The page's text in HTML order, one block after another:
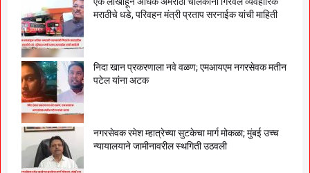
मराठीचे धडे, परिवहन मंत्री प्रताप सरनाईक यांची माहिती
निदा खान प्रकरणाला नवे वळण; एमआयएम नगरसेवक मतीन
पटेल यांना अटक
नगरसेवक रमेश म्हात्रेच्या सुटकेचा मार्ग मोकळा; मुंबई उच्च
न्यायालयाने जामीनावरील स्थगिती उठवली